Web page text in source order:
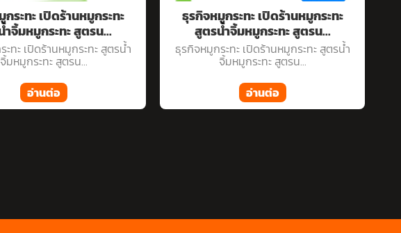
มูกระทะ เปิดร้านหมูกระทะ
น้ำจิ้มหมูกระทะ สูตรน...
ระทะ เปิดร้านหมูกระทะ สูตรน้ำ
จิ้มหมูกระทะ สูตรน...
อ่านต่อ
ธุรกิจหมูกระทะ เปิดร้านหมูกระทะ
สูตรน้ำจิ้มหมูกระทะ สูตรน...
ธุรกิจหมูกระทะ เปิดร้านหมูกระทะ สูตรน้ำ
จิ้มหมูกระทะ สูตรน...
อ่านต่อ